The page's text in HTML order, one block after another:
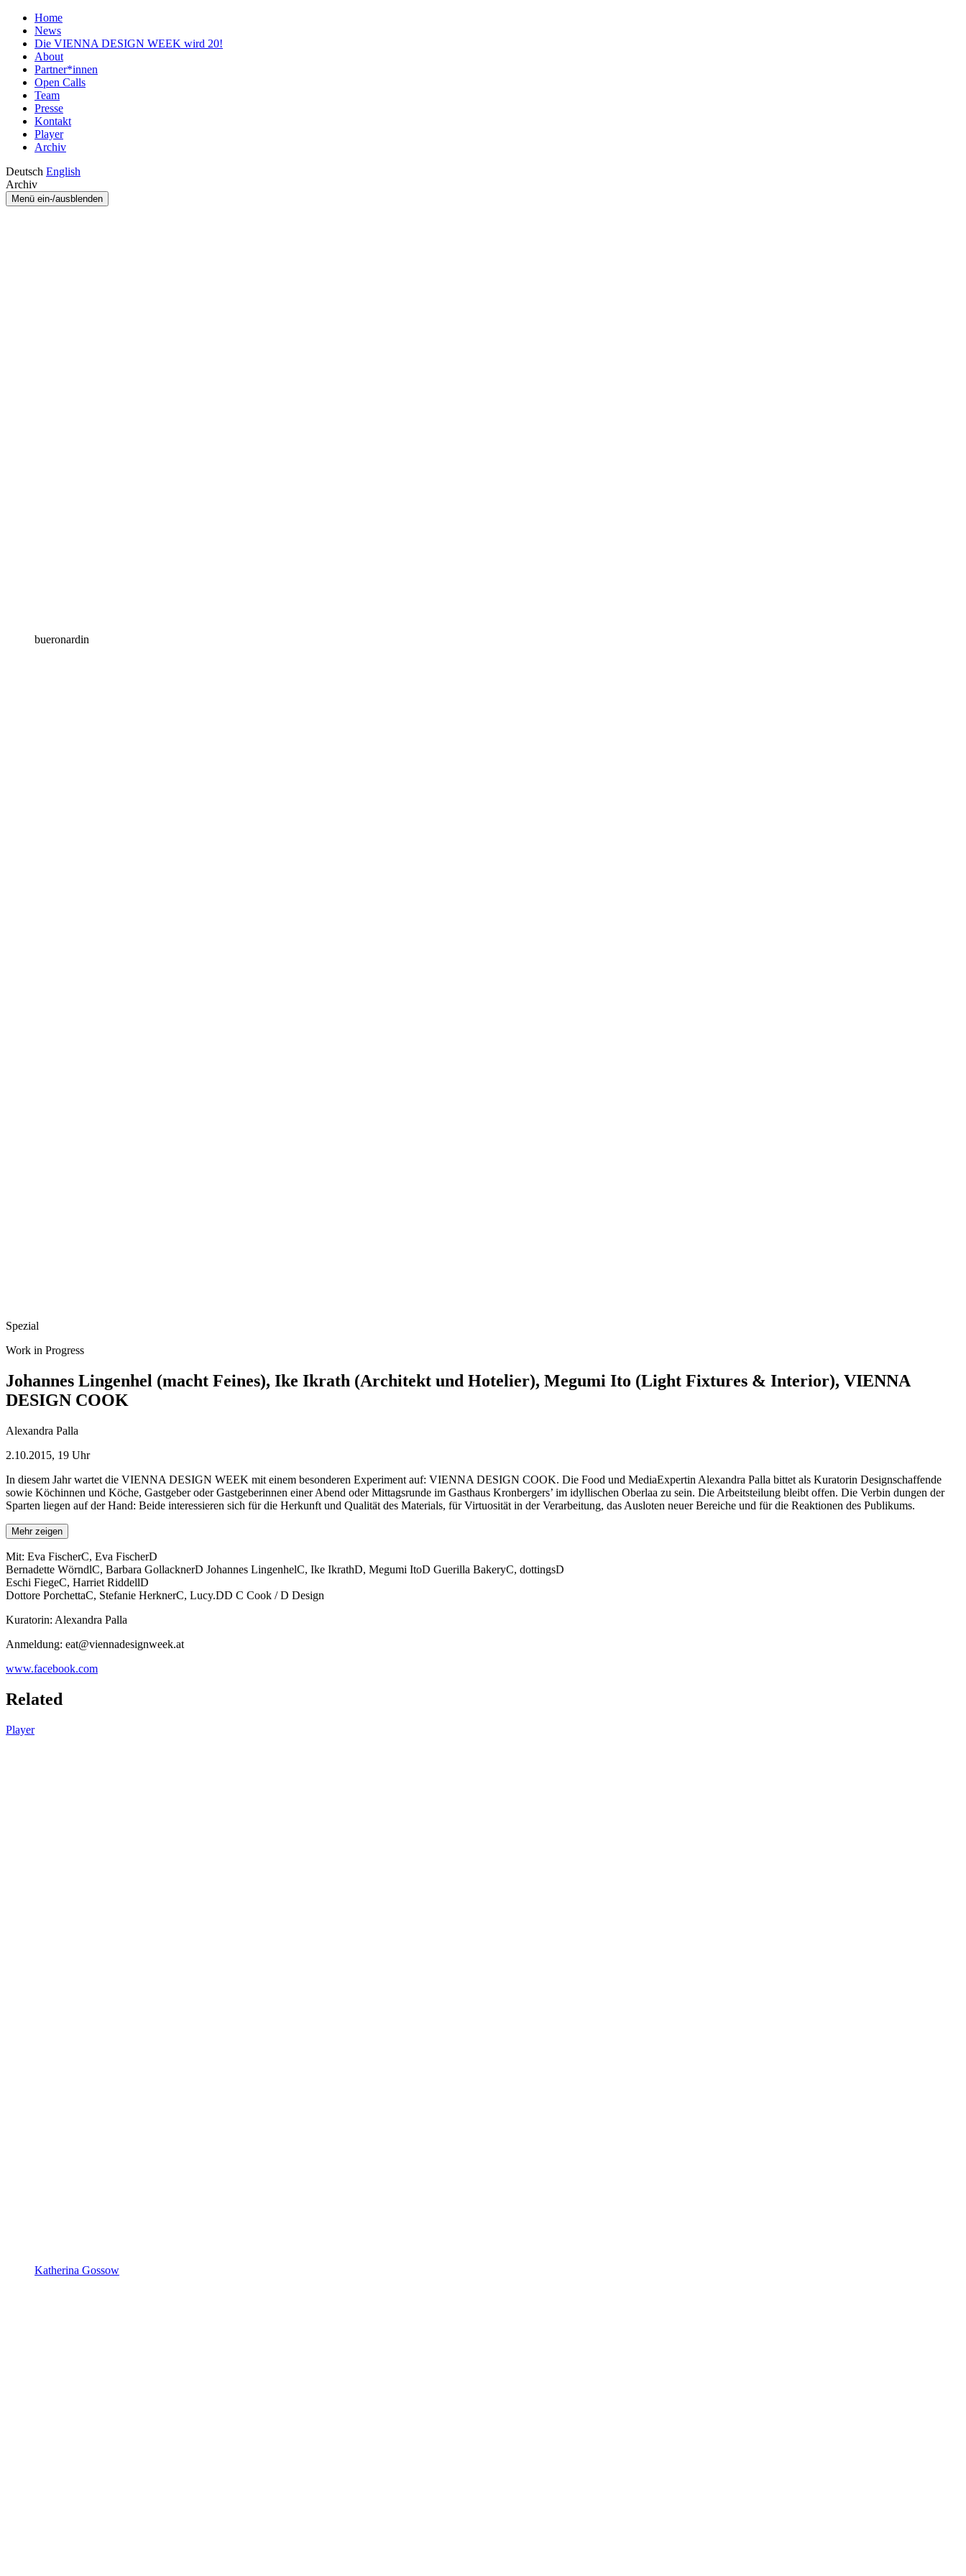
Home
News
Die VIENNA DESIGN WEEK wird 20!
About
Partner*innen
Open Calls
Team
Presse
Kontakt
Player
Archiv
Deutsch English
Archiv
Menü ein-/ausblenden
bueronardin
Spezial
Work in Progress
Johannes Lingenhel (macht Feines), Ike Ikrath (Architekt und Hotelier), Megumi Ito (Light Fixtures & Interior), VIENNA
DESIGN COOK
Alexandra Palla
2.10.2015, 19 Uhr
In diesem Jahr wartet die VIENNA DESIGN WEEK mit einem besonderen Experiment auf: VIENNA DESIGN COOK. Die Food­ und Media­Expertin Alexandra Palla bittet als Kuratorin Designschaffende
sowie Köchinnen und Köche, Gastgeber oder Gastgeberinnen einer Abend­ oder Mittagsrunde im Gasthaus Kronbergers’ im idyllischen Oberlaa zu sein. Die Arbeitsteilung bleibt offen. Die Verbin­ dungen der
Sparten liegen auf der Hand: Beide interessieren sich für die Herkunft und Qualität des Materials, für Virtuosität in der Verarbeitung, das Ausloten neuer Bereiche und für die Reaktionen des Publikums.
Mehr zeigen
Mit: Eva FischerC, Eva FischerD
Bernadette WörndlC, Barbara GollacknerD Johannes LingenhelC, Ike IkrathD, Megumi ItoD Guerilla BakeryC, dottingsD
Eschi FiegeC, Harriet RiddellD
Dottore PorchettaC, Stefanie HerknerC, Lucy.DD C Cook / D Design
Kuratorin: Alexandra Palla
Anmeldung: eat@viennadesignweek.at
www.facebook.com
Related
Player
Katherina Gossow